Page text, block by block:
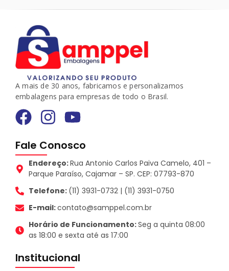
A mais de 30 anos, fabricamos e personalizamos
embalagens para empresas de todo o Brasil.
Fale Conosco
Endereço:Rua Antonio Carlos Paiva Camelo, 401 –
Parque Paraíso, Cajamar – SP. CEP: 07793-870
Telefone: (11) 3931-0732 | (11) 3931-0750
E-mail:contato@samppel.com.br
Horário de Funcionamento:Seg a quinta 08:00
as 18:00 e sexta até as 17:00
Institucional